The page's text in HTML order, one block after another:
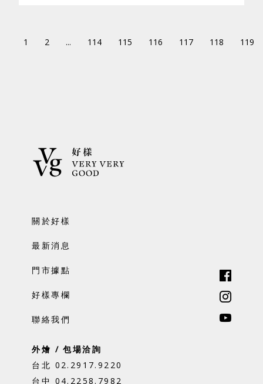
1 2 ... 114 115 116 117 118 119
關於好樣
最新消息
門市據點
好樣專欄
聯絡我們
外燴 / 包場洽詢
台北 02.2917.9220
台中 04.2258.7982